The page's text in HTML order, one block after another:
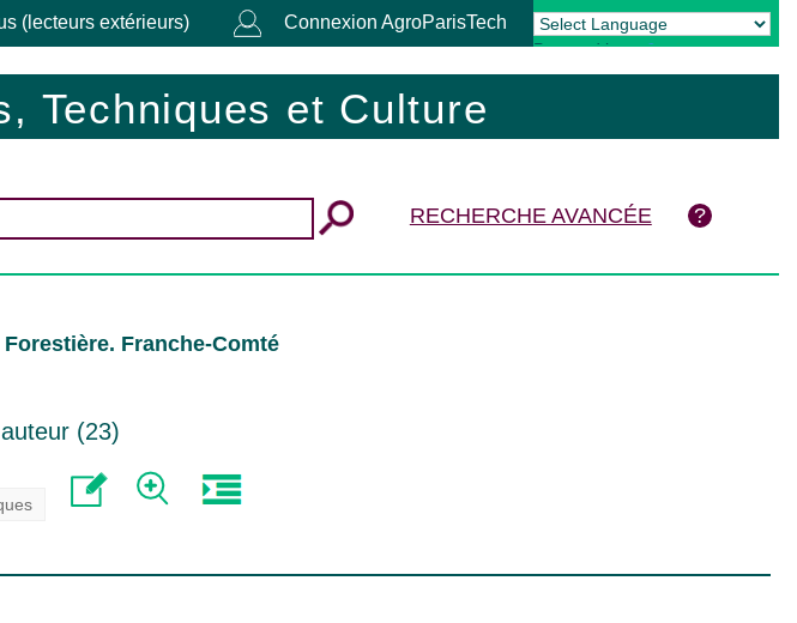
(lecteurs extérieurs) Connexion AgroParisTech
Powered by Translate
Techniques et Culture
RECHERCHE AVANCÉE
Franche-Comté
(23)